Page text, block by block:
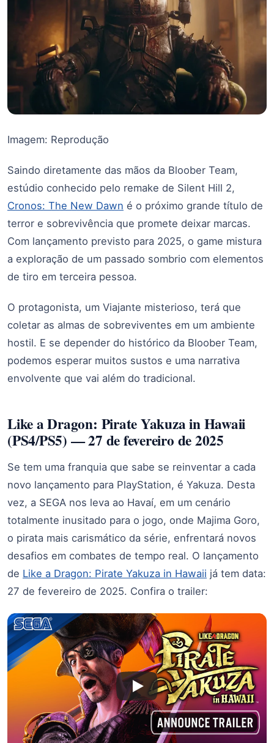
Imagem: Reprodução
Saindo diretamente das mãos da Bloober Team,
estúdio conhecido pelo remake de Silent Hill 2,
Cronos: The New Dawn é o próximo grande título de
terror e sobrevivência que promete deixar marcas.
Com lançamento previsto para 2025, o game mistura
a exploração de um passado sombrio com elementos
de tiro em terceira pessoa.
O protagonista, um Viajante misterioso, terá que
coletar as almas de sobreviventes em um ambiente
hostil. E se depender do histórico da Bloober Team,
podemos esperar muitos sustos e uma narrativa
envolvente que vai além do tradicional.
Like a Dragon: Pirate Yakuza in Hawaii
(PS4/PS5) — 27 de fevereiro de 2025
Se tem uma franquia que sabe se reinventar a cada
novo lançamento para PlayStation, é Yakuza. Desta
vez, a SEGA nos leva ao Havaí, em um cenário
totalmente inusitado para o jogo, onde Majima Goro,
o pirata mais carismático da série, enfrentará novos
desafios em combates de tempo real. O lançamento
de Like a Dragon: Pirate Yakuza in Hawaii já tem data:
27 de fevereiro de 2025. Confira o trailer: